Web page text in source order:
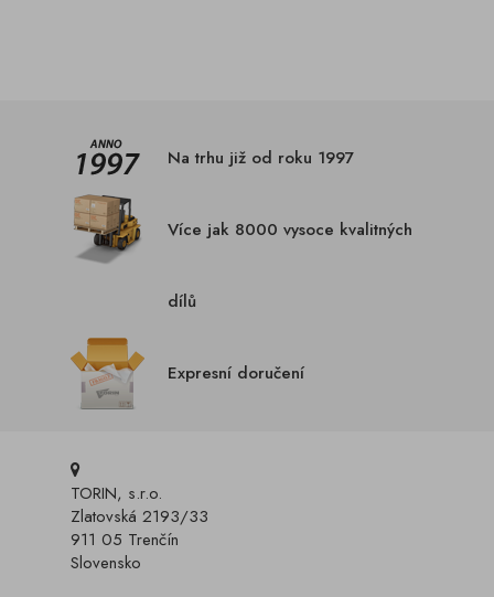
Na trhu již od roku 1997
Více jak 8000 vysoce kvalitných
dílů
Expresní doručení
TORIN, s.r.o.
Zlatovská 2193/33
911 05 Trenčín
Slovensko